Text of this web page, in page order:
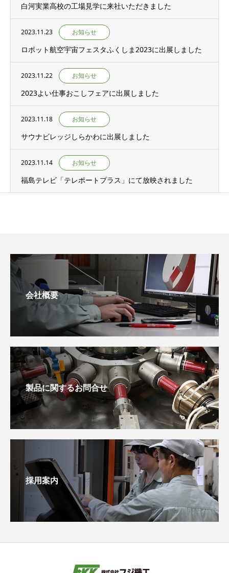
白河実業高校の工場見学に来社いただきました
2023.11.23 お知らせ
ロボット航空宇宙フェスタふくしま2023に出展しました
2023.11.22 お知らせ
2023よい仕事おこしフェアに出展しました
2023.11.18 お知らせ
サウナビレッジしらかわに出展しました
2023.11.14 お知らせ
福島テレビ「テレポートプラス」にて放映されました
会社概要
製品に関するお問合せ
採用案内